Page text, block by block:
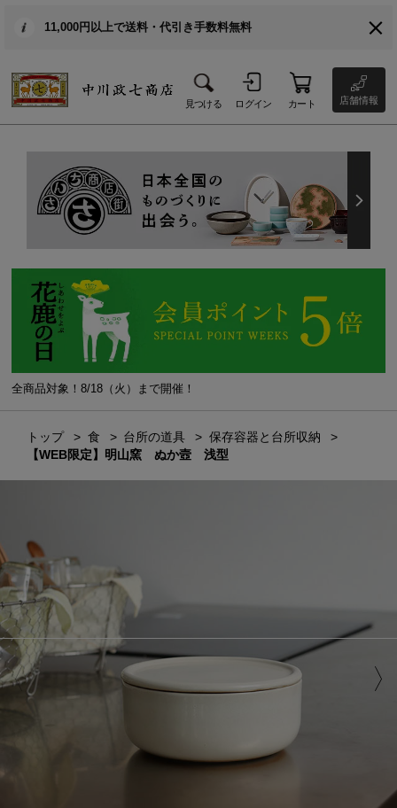
11,000円以上で送料・代引き手数料無料
見つける ログイン カート 店舗情報
全商品対象！8/18（火）まで開催！
トップ 食 台所の道具
保存容器と台所収納
【WEB限定】明山窯 ぬか壼 浅型